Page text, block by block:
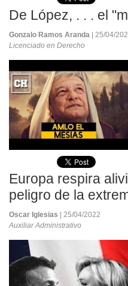
De López, . . . el
Gonzalo Ramos Aranda
| 25/04/
Licenciado en Derecho
Europa respira
peligro de la
Oscar Iglesias
| 25/04/2022
Auxiliar Administrativo